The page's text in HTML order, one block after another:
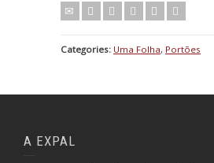
Categories: Uma Folha, Portões
A EXPAL